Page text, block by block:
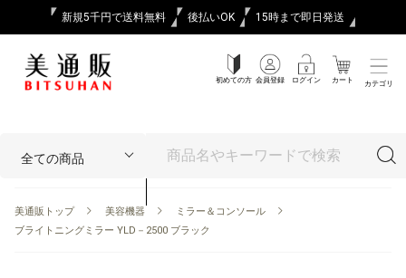
新規5千円で送料無料 後払いOK 15時まで即日発送
初めての方 会員登録 ログイン カート カテゴリ
美通販トップ 美容機器
ミラー＆コンソール
ブライトニングミラー YLD－2500 ブラック